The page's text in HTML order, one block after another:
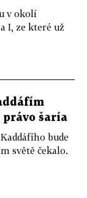
v okolí
I, ze které už
právo šaría
bude
světě čekalo.